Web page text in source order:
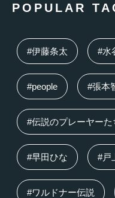
POPULAR
#伊藤条太 #水
#people #張本
#伝説のプレーヤーた
#早田ひな #戸
#ワルドナー伝説